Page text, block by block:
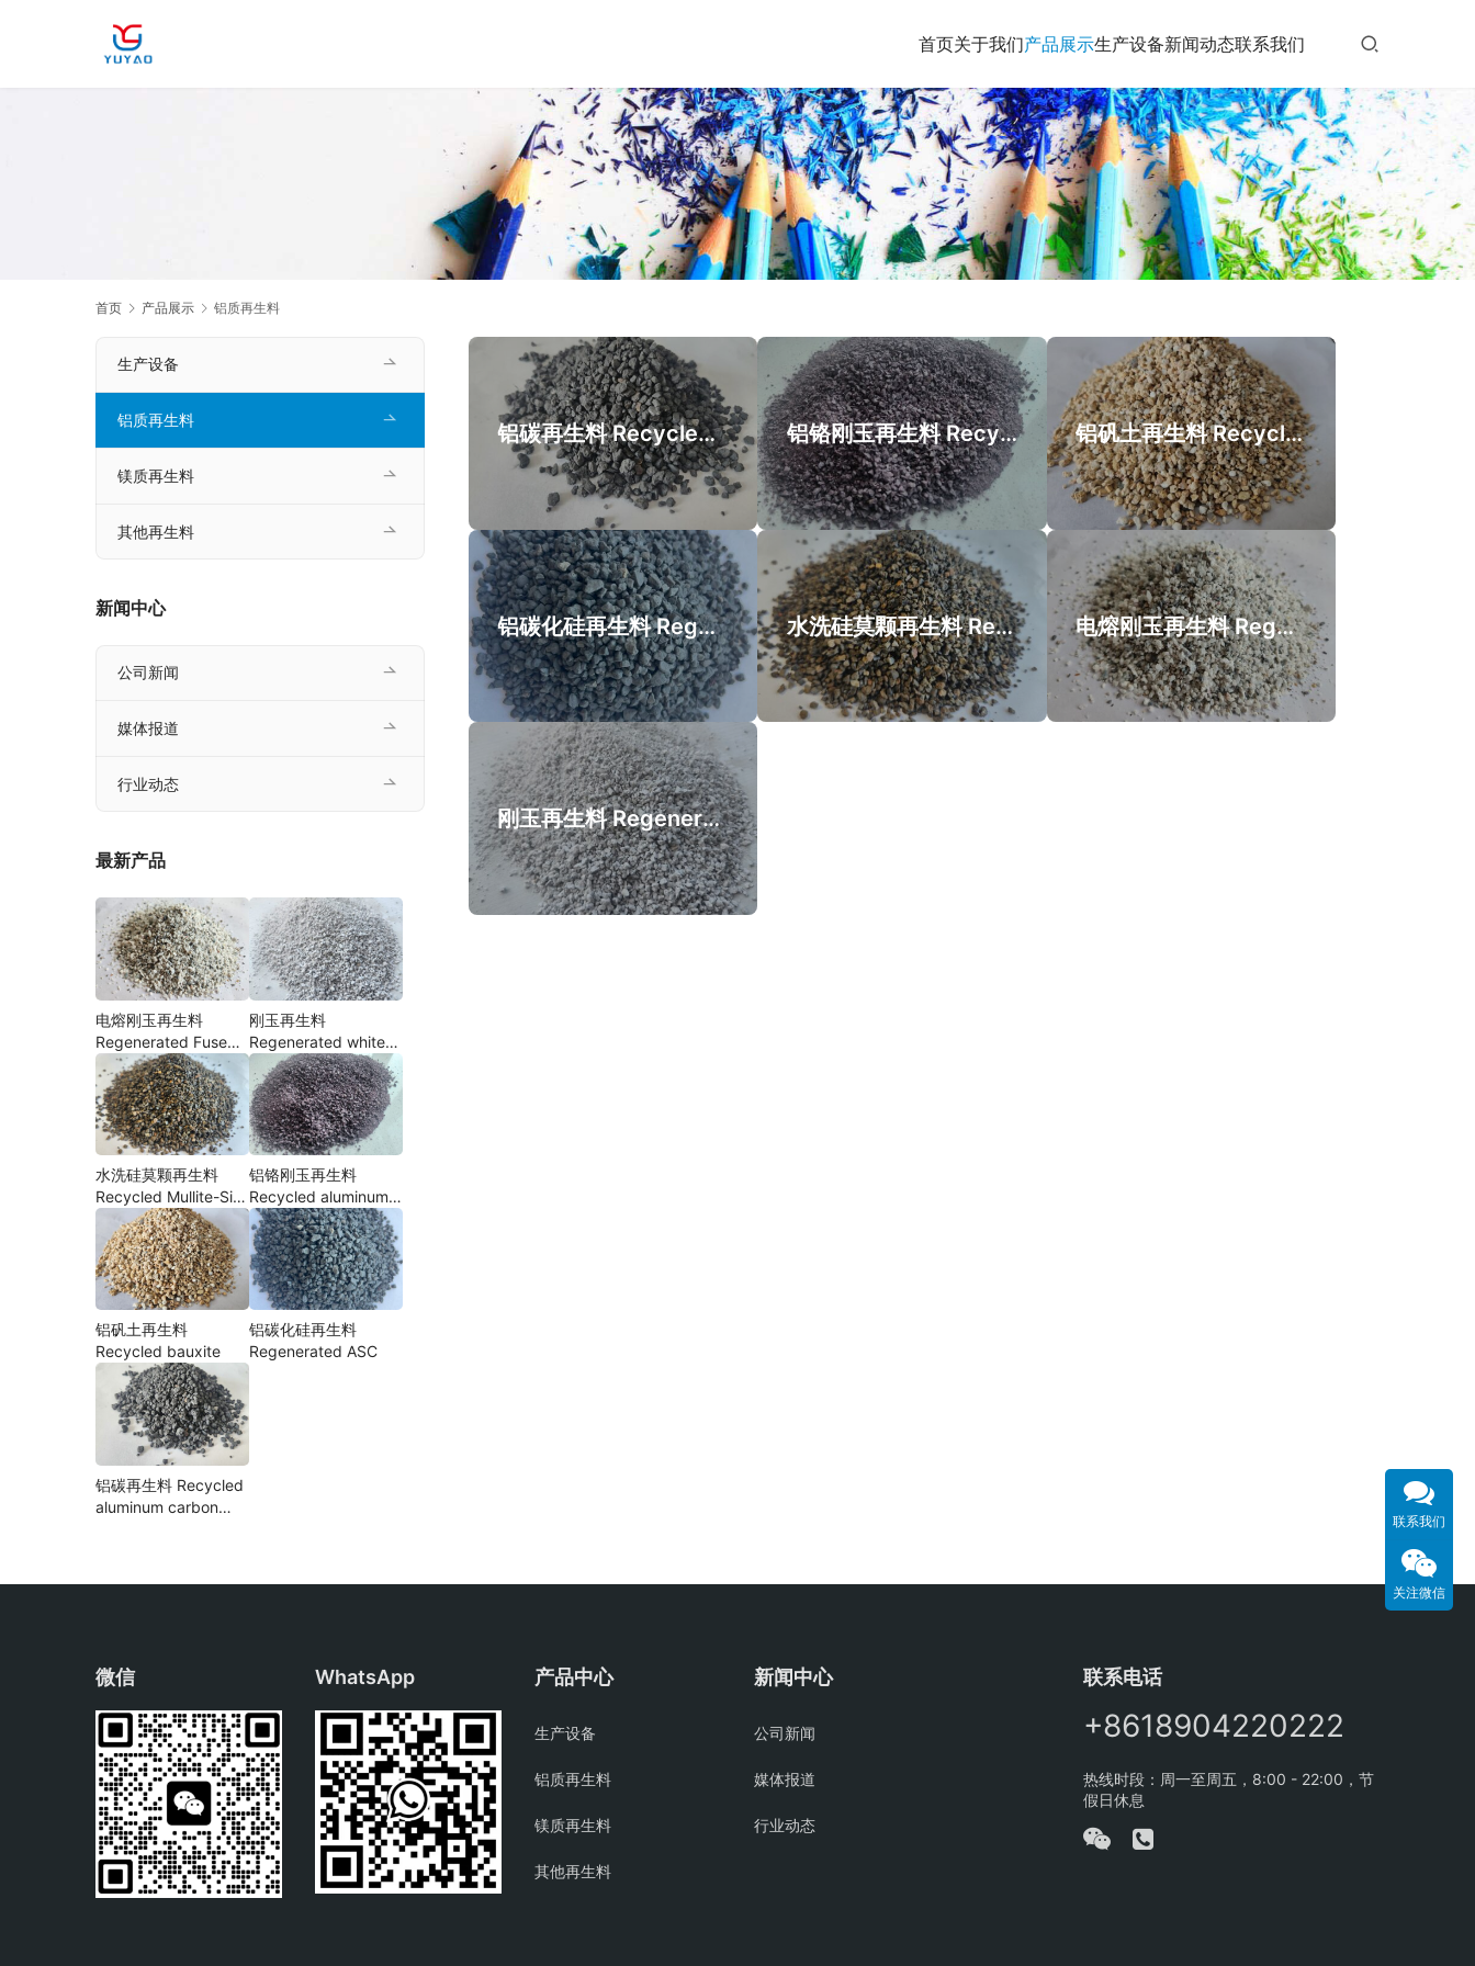
首页关于我们产品展示生产设备新闻动态联系我们
首页 产品展示 铝质再生料
铝碳再生料 Recycled aluminum carbon sand 铝铬刚玉再生料 Recycled aluminum chromium corundum 铝矾土再生料 Recycled bauxite
铝碳化硅再生料 Regenerated ASC 水洗硅莫颗再生料 Recycled Mullite-SiC Bricks 电熔刚玉再生料 Regenerated Fused corundum
刚玉再生料 Regenerated white corundum
生产设备
铝质再生料
镁质再生料
其他再生料
新闻中心
公司新闻
媒体报道
行业动态
最新产品
电熔刚玉再生料
Regenerated Fused
corundum
刚玉再生料
Regenerated white
corundum
水洗硅莫颗再生料
Recycled Mullite-SiC
Bricks
铝铬刚玉再生料
Recycled aluminum
chromium corundum
铝矾土再生料
Recycled bauxite
铝碳化硅再生料
Regenerated ASC
铝碳再生料 Recycled
aluminum carbon
微信 WhatsApp 产品中心
生产设备
铝质再生料
镁质再生料
其他再生料
新闻中心
公司新闻
媒体报道
行业动态
联系电话
+8618904220222
热线时段：周一至周五，8:00 - 22:00，节
假日休息
联系我们
关注微信